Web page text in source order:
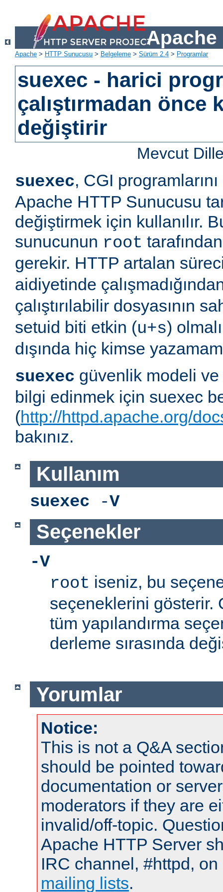
Apache
Apache > HTTP Sunucusu > Belgeleme > Sürüm 2.4 > Programlar
suexec - harici
çalıştırmadan önce
değiştirir
Mevcut
suexec, CGI
Apache HTTP Sunucusu
değiştirmek için kullanılır.
sunucunun root
gerekir. HTTP artalan
aidiyetinde
çalıştırılabilir dosyasının
setuid biti etkin (u+s)
dışında hiç kimse
suexec güvenlik modeli
bilgi edinmek için suexec
(http://httpd.apache.org/
bakınız.
Kullanım
suexec -V
Seçenekler
-V
root iseniz, bu
seçeneklerini gösterir.
tüm yapılandırma
derleme sırasında
Yorumlar
Notice:
This is not a Q&A
should be pointed
documentation or
moderators if they are
invalid/off-topic.
Apache HTTP Server
IRC channel, #httpd,
mailing lists.